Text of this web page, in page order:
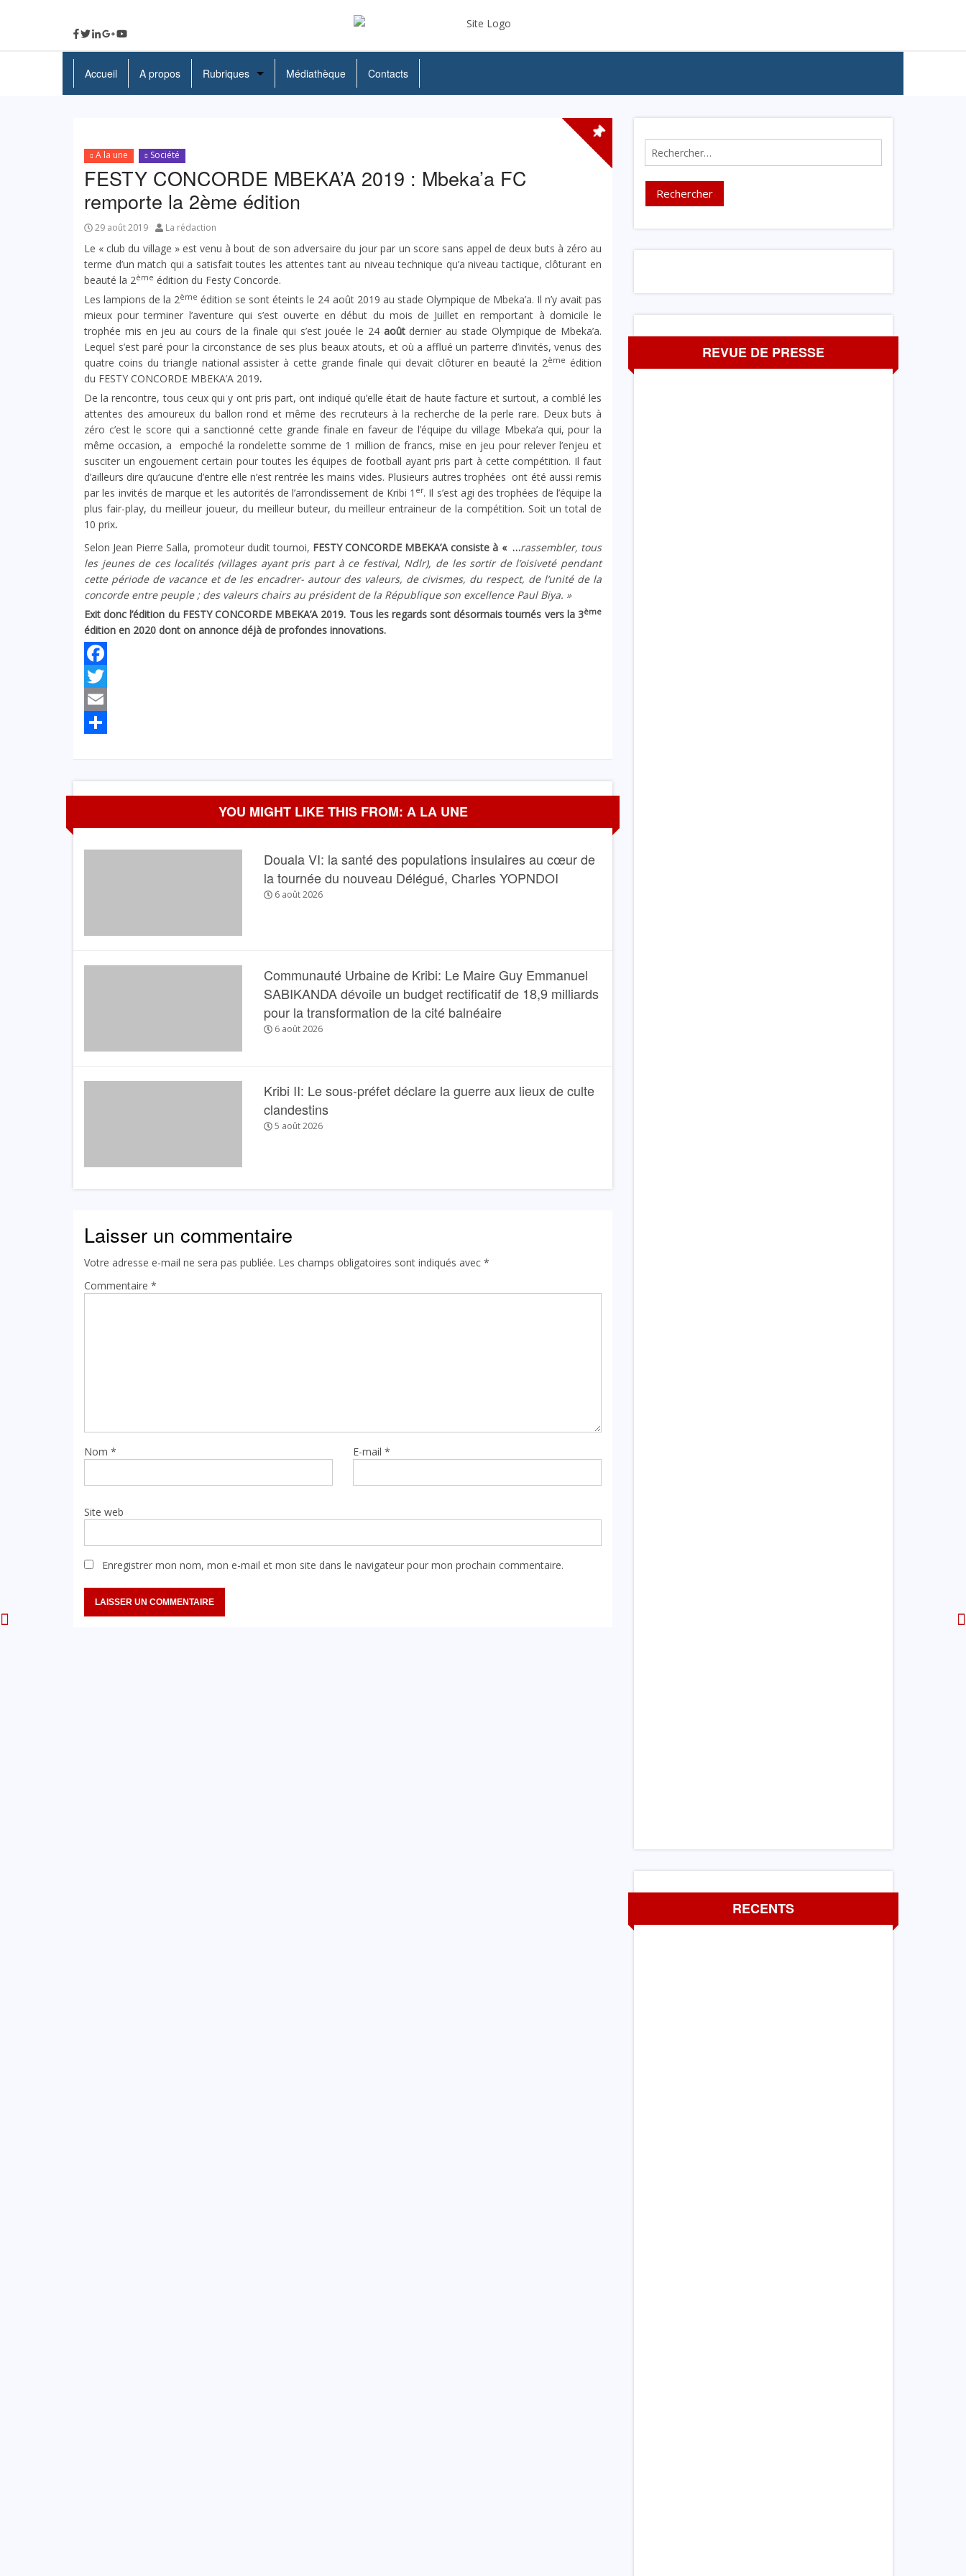
Accueil A propos Rubriques
Education
Société
Santé
Culture
Médiathèque Contacts
A la une Société
FESTY CONCORDE MBEKA’A 2019 : Mbeka’a FC
remporte la 2ème édition
29 août 2019 La rédaction
Le « club du village » est venu à bout de son adversaire du jour par un score sans appel de deux buts à zéro au
terme d’un match qui a satisfait toutes les attentes tant au niveau technique qu’a niveau tactique, clôturant en
beauté la 2ème édition du Festy Concorde.
Les lampions de la 2ème édition se sont éteints le 24 août 2019 au stade Olympique de Mbeka’a. Il n’y avait pas
mieux pour terminer l’aventure qui s’est ouverte en début du mois de Juillet en remportant à domicile le
trophée mis en jeu au cours de la finale qui s’est jouée le 24 aoûtdernier au stade Olympique de Mbeka’a.
Lequel s’est paré pour la circonstance de ses plus beaux atouts, et où a afflué un parterre d’invités, venus des
quatre coins du triangle national assister à cette grande finale qui devait clôturer en beauté la 2ème édition
du FESTY CONCORDE MBEKA’A 2019.
De la rencontre, tous ceux qui y ont pris part, ont indiqué qu’elle était de haute facture et surtout, a comblé les
attentes des amoureux du ballon rond et même des recruteurs à la recherche de la perle rare. Deux buts à
zéro c’est le score qui a sanctionné cette grande finale en faveur de l’équipe du village Mbeka’a qui, pour la
même occasion, a empoché la rondelette somme de 1 million de francs, mise en jeu pour relever l’enjeu et
susciter un engouement certain pour toutes les équipes de football ayant pris part à cette compétition. Il faut
d’ailleurs dire qu‘aucune d’entre elle n’est rentrée les mains vides. Plusieurs autres trophées ont été aussi remis
par les invités de marque et les autorités de l’arrondissement de Kribi 1 er. Il s’est agi des trophées de l’équipe la
plus fair-play, du meilleur joueur, du meilleur buteur, du meilleur entraineur de la compétition. Soit un total de
10 prix.
Selon Jean Pierre Salla, promoteur dudit tournoi, FESTY CONCORDE MBEKA’A consiste à « …rassembler, tous
les jeunes de ces localités (villages ayant pris part à ce festival, Ndlr), de les sortir de l’oisiveté pendant
cette période de vacance et de les encadrer- autour des valeurs, de civismes, du respect, de l’unité de la
concorde entre peuple ; des valeurs chairs au président de la République son excellence Paul Biya. »
Exit donc l’édition du FESTY CONCORDE MBEKA’A 2019. Tous les regards sont désormais tournés vers la 3ème
édition en 2020 dont on annonce déjà de profondes innovations.
Facebook
Twitter
Email
YOU MIGHT LIKE THIS FROM: A LA UNE
Douala VI: la santé des populations insulaires au cœur de
la tournée du nouveau Délégué, Charles YOPNDOI
6 août 2026
Communauté Urbaine de Kribi: Le Maire Guy Emmanuel
SABIKANDA dévoile un budget rectificatif de 18,9 milliards
pour la transformation de la cité balnéaire
6 août 2026
Kribi II: Le sous-préfet déclare la guerre aux lieux de culte
clandestins
5 août 2026
Laisser un commentaire
Votre adresse e-mail ne sera pas publiée. Les champs obligatoires sont indiqués avec *
Commentaire *
Nom * E-mail*
Site web
Enregistrer mon nom, mon e-mail et mon site dans le navigateur pour mon prochain commentaire.
Rechercher :
REVUE DE PRESSE
RECENTS